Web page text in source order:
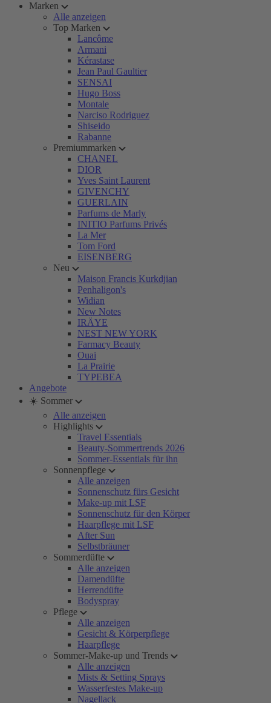
Marken
Alle anzeigen
Top Marken
Lancôme
Armani
Kérastase
Jean Paul Gaultier
SENSAI
Hugo Boss
Montale
Narciso Rodriguez
Shiseido
Rabanne
Premiummarken
CHANEL
DIOR
Yves Saint Laurent
GIVENCHY
GUERLAIN
Parfums de Marly
INITIO Parfums Privés
La Mer
Tom Ford
EISENBERG
Neu
Maison Francis Kurkdjian
Penhaligon's
Widian
New Notes
IRÄYE
NEST NEW YORK
Farmacy Beauty
Ouai
La Prairie
TYPEBEA
Angebote
☀️ Sommer
Alle anzeigen
Highlights
Travel Essentials
Beauty-Sommertrends 2026
Sommer-Essentials für ihn
Sonnenpflege
Alle anzeigen
Sonnenschutz fürs Gesicht
Make-up mit LSF
Sonnenschutz für den Körper
Haarpflege mit LSF
After Sun
Selbstbräuner
Sommerdüfte
Alle anzeigen
Damendüfte
Herrendüfte
Bodyspray
Pflege
Alle anzeigen
Gesicht & Körperpflege
Haarpflege
Sommer-Make-up und Trends
Alle anzeigen
Mists & Setting Sprays
Wasserfestes Make-up
Nagellack